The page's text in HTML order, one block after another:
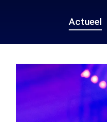
Actueel